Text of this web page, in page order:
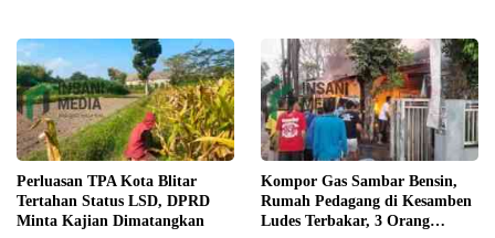
Perluasan TPA Kota Blitar
Tertahan Status LSD, DPRD
Minta Kajian Dimatangkan
Kompor Gas Sambar Bensin,
Rumah Pedagang di Kesamben
Ludes Terbakar, 3 Orang